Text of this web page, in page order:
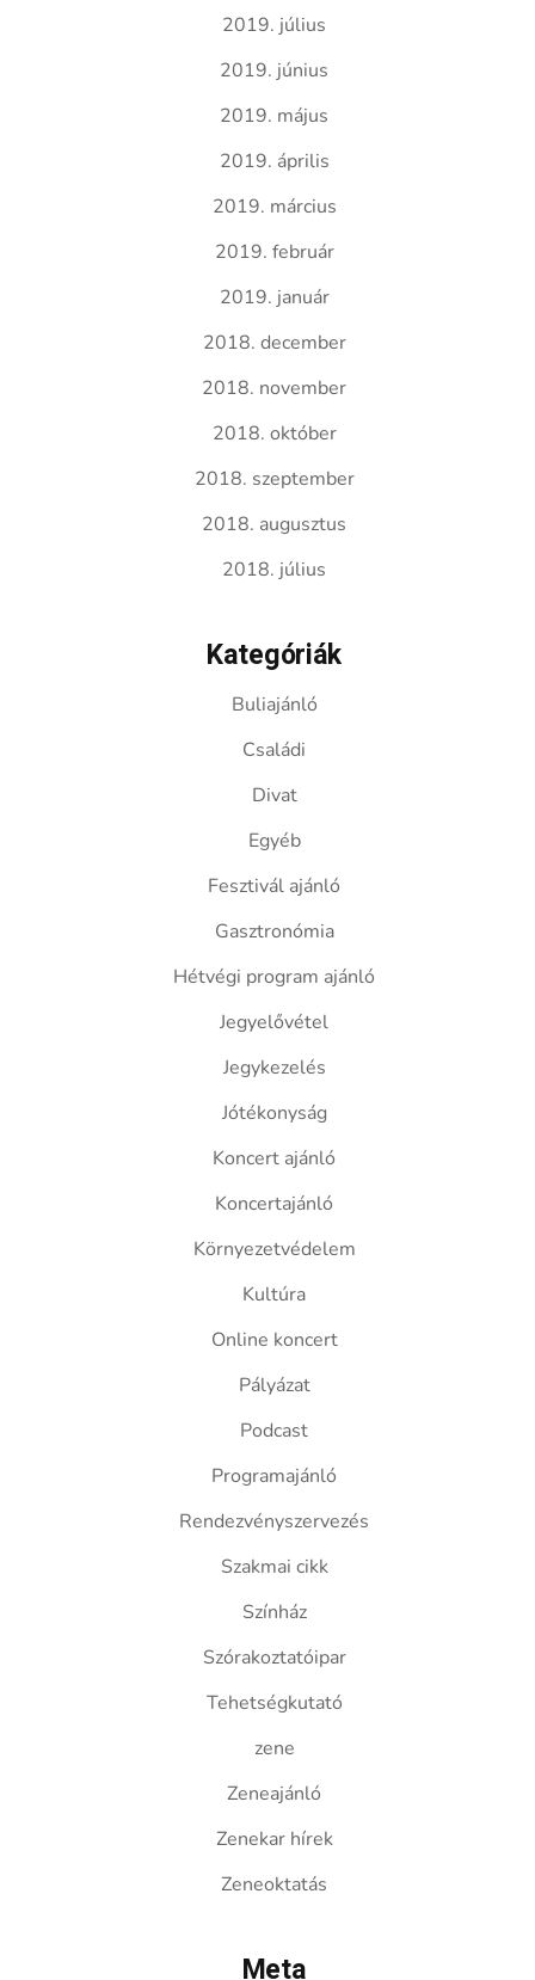
2019. július
2019. június
2019. május
2019. április
2019. március
2019. február
2019. január
2018. december
2018. november
2018. október
2018. szeptember
2018. augusztus
2018. július
Kategóriák
Buliajánló
Családi
Divat
Egyéb
Fesztivál ajánló
Gasztronómia
Hétvégi program ajánló
Jegyelővétel
Jegykezelés
Jótékonyság
Koncert ajánló
Koncertajánló
Környezetvédelem
Kultúra
Online koncert
Pályázat
Podcast
Programajánló
Rendezvényszervezés
Szakmai cikk
Színház
Szórakoztatóipar
Tehetségkutató
zene
Zeneajánló
Zenekar hírek
Zeneoktatás
Meta